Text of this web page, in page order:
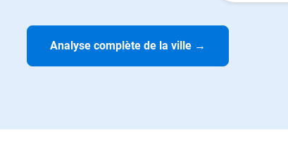
Analyse complète de la ville →